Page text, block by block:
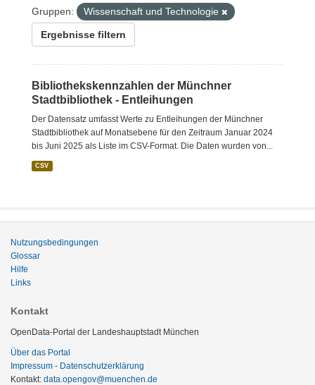
Gruppen:
Wissenschaft und Technologie
Ergebnisse filtern
Bibliothekskennzahlen der Münchner
Stadtbibliothek - Entleihungen
Der Datensatz umfasst Werte zu Entleihungen der Münchner
Stadtbibliothek auf Monatsebene für den Zeitraum Januar 2024
bis Juni 2025 als Liste im CSV-Format. Die Daten wurden von...
CSV
Nutzungsbedingungen
Glossar
Hilfe
Links
Kontakt
OpenData-Portal der Landeshauptstadt München
Über das Portal
Impressum - Datenschutzerklärung
Kontakt: data.opengov@muenchen.de